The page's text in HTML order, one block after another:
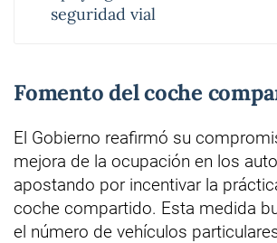
seguridad vial
Fomento del coche
El Gobierno reafirmó su
mejora de la ocupación en los
apostando por incentivar la
coche compartido. Esta medida
el número de vehículos